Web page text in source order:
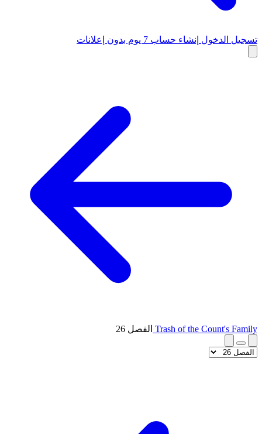
تسجيل الدخول إنشاء حساب 7 يوم بدون إعلانات
Trash of the Count's Family الفصل 26